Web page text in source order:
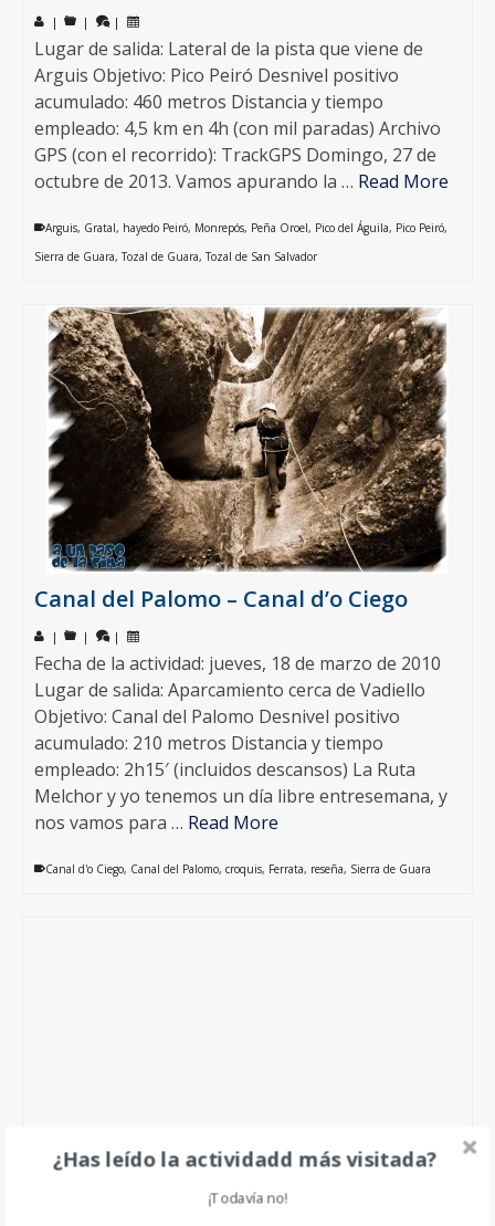
| | |
Lugar de salida: Lateral de la pista que viene de
Arguis Objetivo: Pico Peiró Desnivel positivo
acumulado: 460 metros Distancia y tiempo
empleado: 4,5 km en 4h (con mil paradas) Archivo
GPS (con el recorrido): TrackGPS Domingo, 27 de
octubre de 2013. Vamos apurando la … Read More
Arguis, Gratal, hayedo Peiró, Monrepós, Peña Oroel, Pico del Águila, Pico Peiró,
Sierra de Guara,Tozal de Guara,Tozal de San Salvador
Canal del Palomo – Canal d’o Ciego
| | |
Fecha de la actividad: jueves, 18 de marzo de 2010
Lugar de salida: Aparcamiento cerca de Vadiello
Objetivo: Canal del Palomo Desnivel positivo
acumulado: 210 metros Distancia y tiempo
empleado: 2h15′ (incluidos descansos) La Ruta
Melchor y yo tenemos un día libre entresemana, y
nos vamos para … Read More
Canal d'o Ciego, Canal del Palomo, croquis, Ferrata, reseña, Sierra de Guara
¿Has leído la actividadd más visitada?
¡Todavía no!